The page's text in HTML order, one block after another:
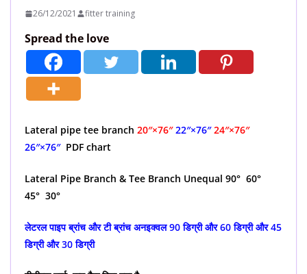
26/12/2021 fitter training
Spread the love
Lateral pipe tee branch 20″×76″ 22″×76″ 24″×76″
26″×76″PDF chart
Lateral Pipe Branch & Tee Branch Unequal 90° 60°
45° 30°
लेटरल पाइप ब्रांच और टी ब्रांच अनइक्वल 90 डिग्री और 60 डिग्री और 45
डिग्री और 30 डिग्री